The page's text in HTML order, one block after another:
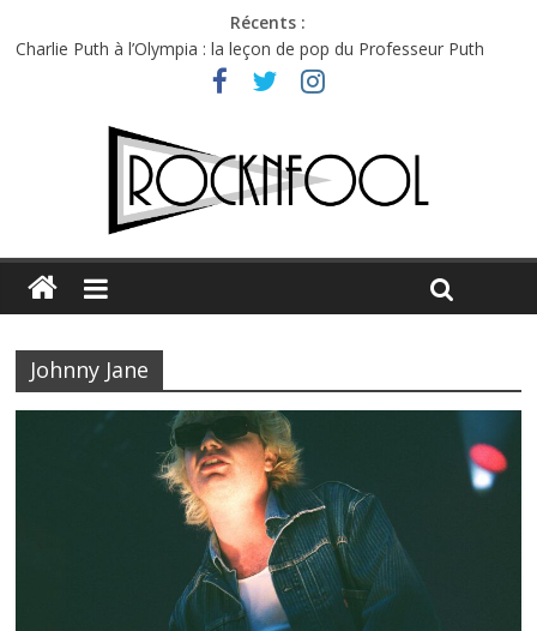
Récents :
Charlie Puth à l’Olympia : la leçon de pop du Professeur Puth
Festival Triptyque : un nouveau festival de musique indépendant
Hellfest 2026 vendredi : température et émotions en hausse
Hellfest 2026 jeudi : impossible de choisir entre chaleur et bonne
Première édition du Midgard Festival : entre bière, métal et
Johnny Jane